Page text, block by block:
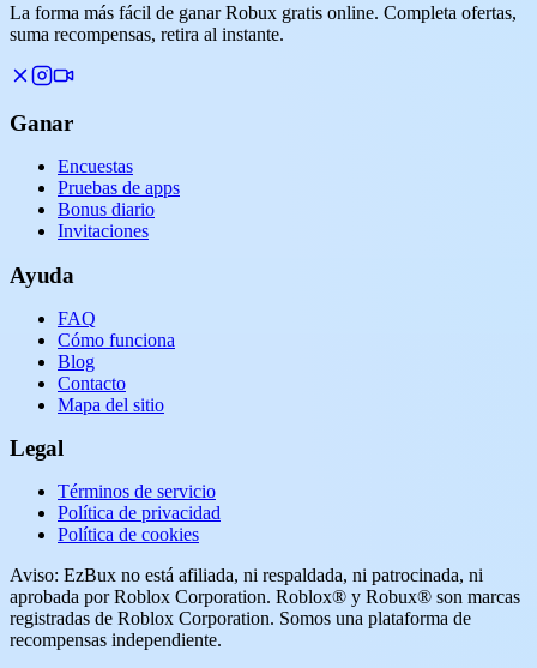
La forma más fácil de ganar Robux gratis online. Completa ofertas,
suma recompensas, retira al instante.
Ganar
Encuestas
Pruebas de apps
Bonus diario
Invitaciones
Ayuda
FAQ
Cómo funciona
Blog
Contacto
Mapa del sitio
Legal
Términos de servicio
Política de privacidad
Política de cookies
Aviso: EzBux no está afiliada, ni respaldada, ni patrocinada, ni
aprobada por Roblox Corporation. Roblox® y Robux® son marcas
registradas de Roblox Corporation. Somos una plataforma de
recompensas independiente.